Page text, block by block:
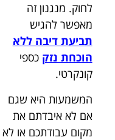
לחוק. מנגנון זה
מאפשר להגיש
תביעת דיבה ללא
הוכחת נזק כספי
קונקרטי.
המשמעות היא שגם
אם לא איבדתם את
מקום עבודתכם או לא